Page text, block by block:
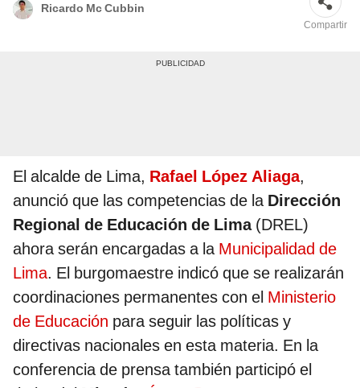
Ricardo Mc Cubbin
Compartir
El alcalde de Lima, Rafael López Aliaga,
anunció que las competencias de la Dirección
Regional de Educación de Lima (DREL)
ahora serán encargadas a laMunicipalidad de
Lima. El burgomaestre indicó que se realizarán
coordinaciones permanentes con el Ministerio
de Educación para seguir las políticas y
directivas nacionales en esta materia. En la
conferencia de prensa también participó el